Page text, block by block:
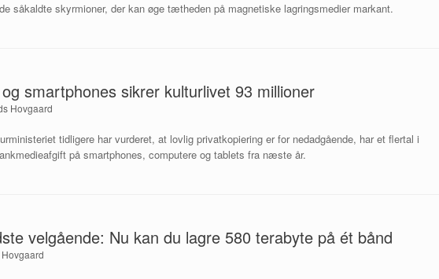
såkaldte skyrmioner, der kan øge tætheden på magnetiske lagringsmedier markant.
smartphones sikrer kulturlivet 93 millioner
Hovgaard
tidligere har vurderet, at lovlig privatkopiering er for nedadgående, har et flertal i
på smartphones, computere og tablets fra næste år.
velgående: Nu kan du lagre 580 terabyte på ét bånd